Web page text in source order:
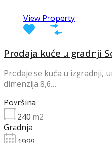
View Property
Prodaja kuće u gradnji
Prodaje se kuća u izgradnji,
dimenzija 8,6…
Površina
240 m2
Gradnja